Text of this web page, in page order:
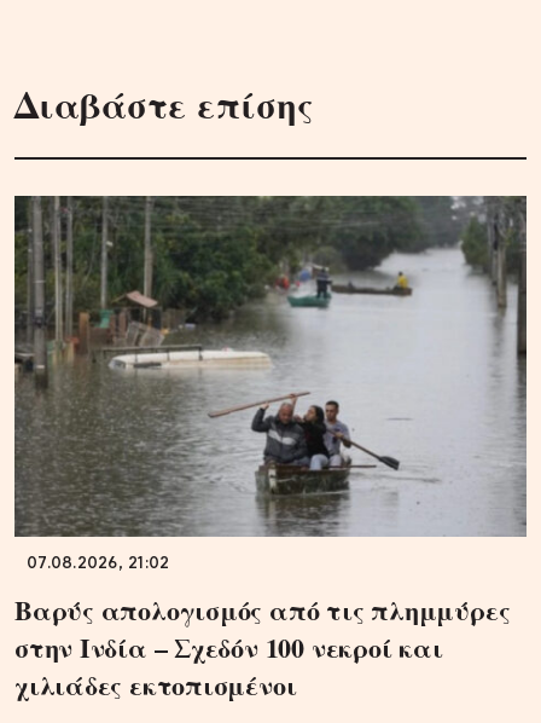
Διαβάστε επίσης
07.08.2026, 21:02
Βαρύς απολογισμός από τις πλημμύρες
στην Ινδία – Σχεδόν 100 νεκροί και
χιλιάδες εκτοπισμένοι